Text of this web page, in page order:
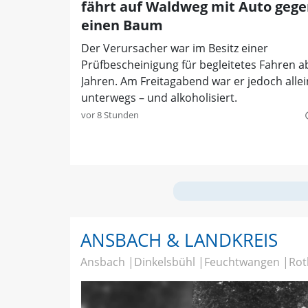
fährt auf Waldweg mit Auto
einen Baum
Der Verursacher war im Besitz einer
Prüfbescheinigung für begleitetes Fahren
Jahren. Am Freitagabend war er jedoch
unterwegs – und alkoholisiert.
vor 8 Stunden
ANSBACH & LANDKREIS
Ansbach Dinkelsbühl Feuchtwangen